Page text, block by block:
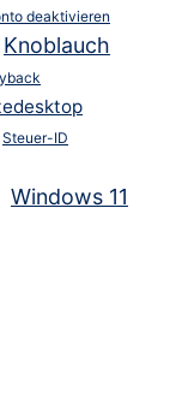
deaktivieren
Knoblauch
Steuer-ID
Windows 11